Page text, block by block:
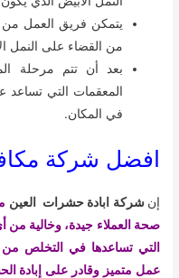
يتمكن فريق العمل من
من القضاء على النمل
بعد أن تتم مرحلة
المعقمات التي
في المكان.
افضل شركة
إن شركة ابادة حشرات العين
صحة العملاء جيدة، وخالية من
التي تساعدها في التخلص من
عمل متميز وقادر على إبادة